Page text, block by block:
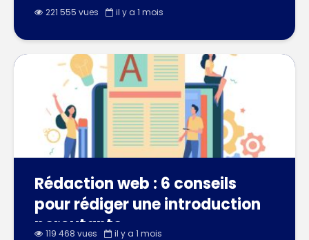
221 555 vues il y a 1 mois
Rédaction web : 6 conseils
pour rédiger une introduction
percutante
119 468 vues il y a 1 mois